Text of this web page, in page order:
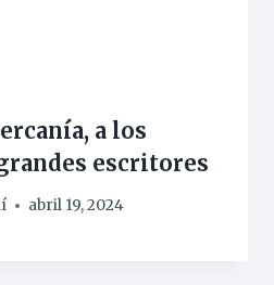
a los
escritores
abril 19, 2024